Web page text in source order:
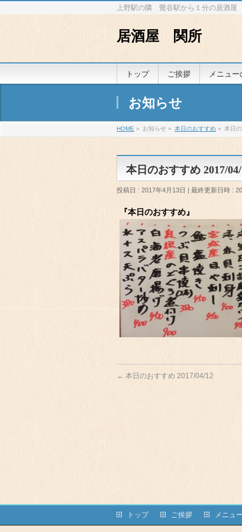
上野駅の隣 鶯谷駅から１分の居酒
居酒屋 関所
トップ ご挨拶 メニュ
お知らせ
HOME » お知らせ » 本日のおすすめ » 本日
本日のおすすめ 2017/
投稿日 : 2017年4月13日 最終更新日時 :
『本日のおすすめ』
← 本日のおすすめ 2017/04/12
トップ ご挨拶 メニュ